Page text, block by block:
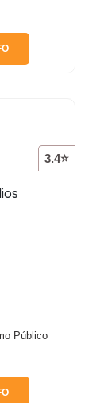
3.4⭐
Público